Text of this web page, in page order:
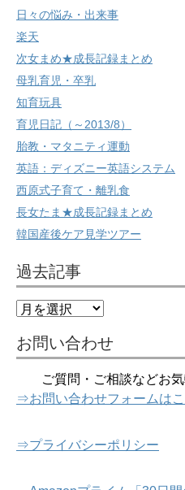
日々の悩み・出来事
楽天
次女まめ★成長記録まとめ
母乳育児・卒乳
知育玩具
育児日記（～2013/8）
胎教・マタニティ運動
英語：ディズニー英語システム
西原式子育て・離乳食
長女たま★成長記録まとめ
韓国産後ケア見学ツアー
過去記事
過
記
事
お問い合わせ
ご質問・ご相談などお
⇒お問い合わせフォームは
⇒プライバシーポリシー